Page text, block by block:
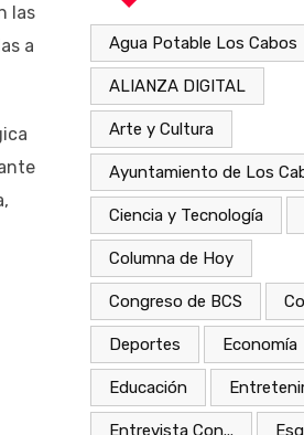
las
a
Agua Potable Los Cabos
ALIANZA DIGITAL
Arte y Cultura
Ayuntamiento de Los
Ciencia y Tecnología
Columna de Hoy
Congreso de BCS
Deportes Economía
Educación
Entrevista Con...